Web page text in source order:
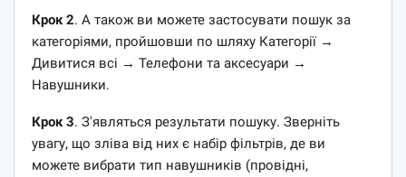
Крок 2. А також ви можете застосувати пошук за
категоріями, пройшовши по шляху Категорії →
Дивитися всі → Телефони та аксесуари →
Навушники.
Крок 3. З'являться результати пошуку. Зверніть
увагу, що зліва від них є набір фільтрів, де ви
можете вибрати тип навушників (провідні,